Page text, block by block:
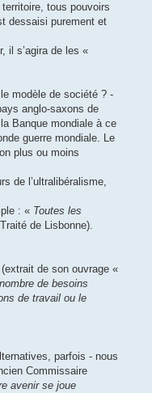
tous pouvoirs
dessaisi purement et
il s’agira de les «
modèle de société ? -
anglo-saxons de
Banque mondiale à ce
guerre mondiale. Le
plus ou moins
de l’ultralibéralisme,
: « Toutes les
de Lisbonne).
de son ouvrage «
de besoins
de travail ou le
parfois - nous
Commissaire
avenir se joue